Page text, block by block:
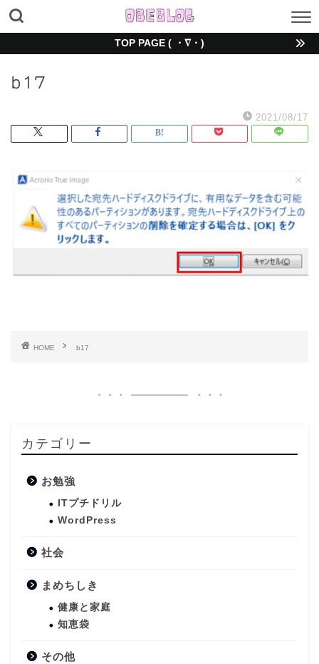
TOP PAGE ( ・∇・)
b17
2021/08/17
HOME b17
カテゴリー
お勉強
ITプチドリル
WordPress
社会
まめちしき
健康と家庭
知恵袋
その他